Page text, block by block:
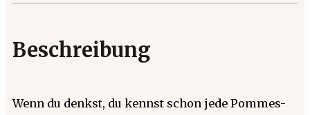
Beschreibung
Wenn du denkst, du kennst schon jede Pommes-